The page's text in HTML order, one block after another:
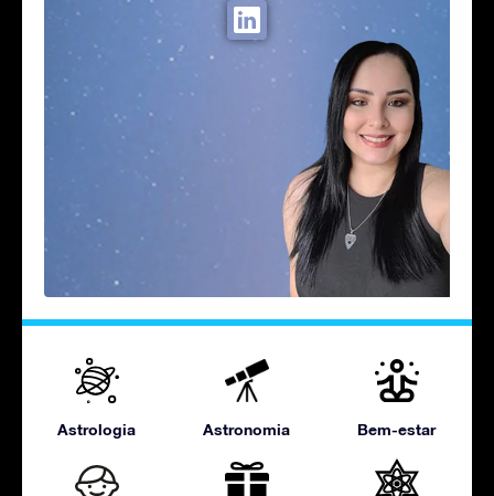
Astrologia Astronomia Bem-estar